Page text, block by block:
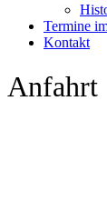
Termine
Kontakt
Anfahrt